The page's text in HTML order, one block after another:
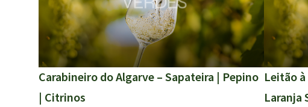
Carabineiro do Algarve – Sapateira | Pepino
| Citrinos
Leitão
Laranja